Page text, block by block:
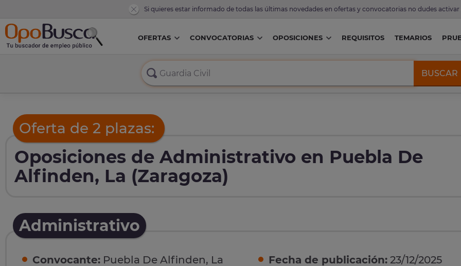
Si quieres estar informado de todas las últimas novedades en ofertas y convocatorias no dudes activar
OFERTAS CONVOCATORIAS OPOSICIONES REQUISITOS TEMARIOS
BUSCAR
Oferta de 2 plazas:
Oposiciones de Administrativo en Puebla De
Alfinden, La (Zaragoza)
Administrativo
Convocante: Puebla De Alfinden, La
Fecha de publicación: 23/12/2025